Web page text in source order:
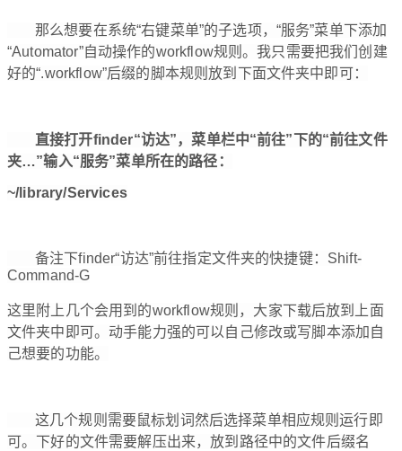
那么想要在系统“右键菜单”的子选项，“服务”菜单下添加
“Automator”自动操作的workflow规则。我只需要把我们创建
好的“.workflow”后缀的脚本规则放到下面文件夹中即可：
直接打开finder“访达”，菜单栏中“前往”下的“前往文件
夹…”输入“服务”菜单所在的路径：
~/library/Services
备注下finder“访达”前往指定文件夹的快捷键：Shift-
Command-G
这里附上几个会用到的workflow规则，大家下载后放到上面
文件夹中即可。动手能力强的可以自己修改或写脚本添加自
己想要的功能。
这几个规则需要鼠标划词然后选择菜单相应规则运行即
可。下好的文件需要解压出来，放到路径中的文件后缀名